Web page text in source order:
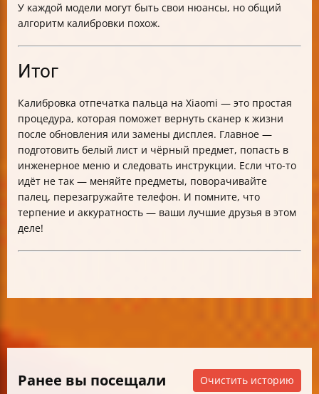
У каждой модели могут быть свои нюансы, но общий
алгоритм калибровки похож.
Итог
Калибровка отпечатка пальца на Xiaomi — это простая
процедура, которая поможет вернуть сканер к жизни
после обновления или замены дисплея. Главное —
подготовить белый лист и чёрный предмет, попасть в
инженерное меню и следовать инструкции. Если что-то
идёт не так — меняйте предметы, поворачивайте
палец, перезагружайте телефон. И помните, что
терпение и аккуратность — ваши лучшие друзья в этом
деле!
Ранее вы посещали Очистить историю